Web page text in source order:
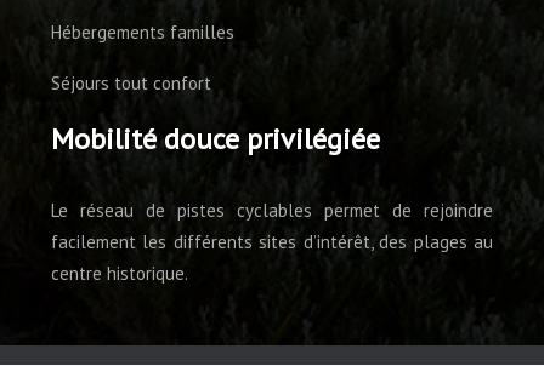
Hébergements familles
Séjours tout confort
Mobilité douce privilégiée
Le réseau de pistes cyclables permet de rejoindre
facilement les différents sites d’intérêt, des plages au
centre historique.